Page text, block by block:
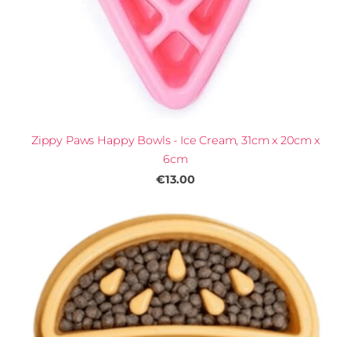
Zippy Paws Happy Bowls - Ice Cream, 31cm x 20cm x
6cm
€13.00